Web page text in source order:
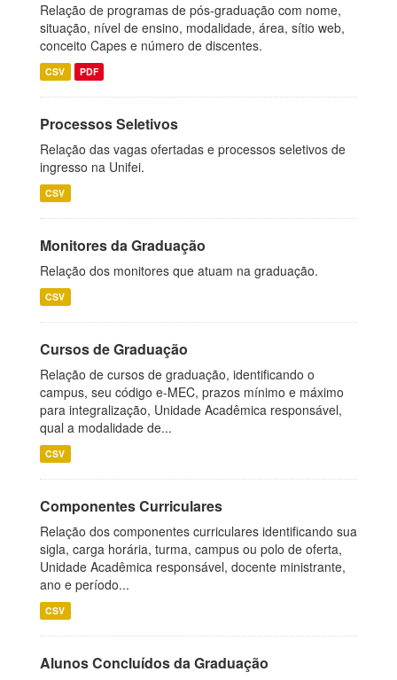
Relação de programas de pós-graduação com nome,
situação, nível de ensino, modalidade, área, sítio web,
conceito Capes e número de discentes.
CSV PDF
Processos Seletivos
Relação das vagas ofertadas e processos seletivos de
ingresso na Unifei.
CSV
Monitores da Graduação
Relação dos monitores que atuam na graduação.
CSV
Cursos de Graduação
Relação de cursos de graduação, identificando o
campus, seu código e-MEC, prazos mínimo e máximo
para integralização, Unidade Acadêmica responsável,
qual a modalidade de...
CSV
Componentes Curriculares
Relação dos componentes curriculares identificando sua
sigla, carga horária, turma, campus ou polo de oferta,
Unidade Acadêmica responsável, docente ministrante,
ano e período...
CSV
Alunos Concluídos da Graduação